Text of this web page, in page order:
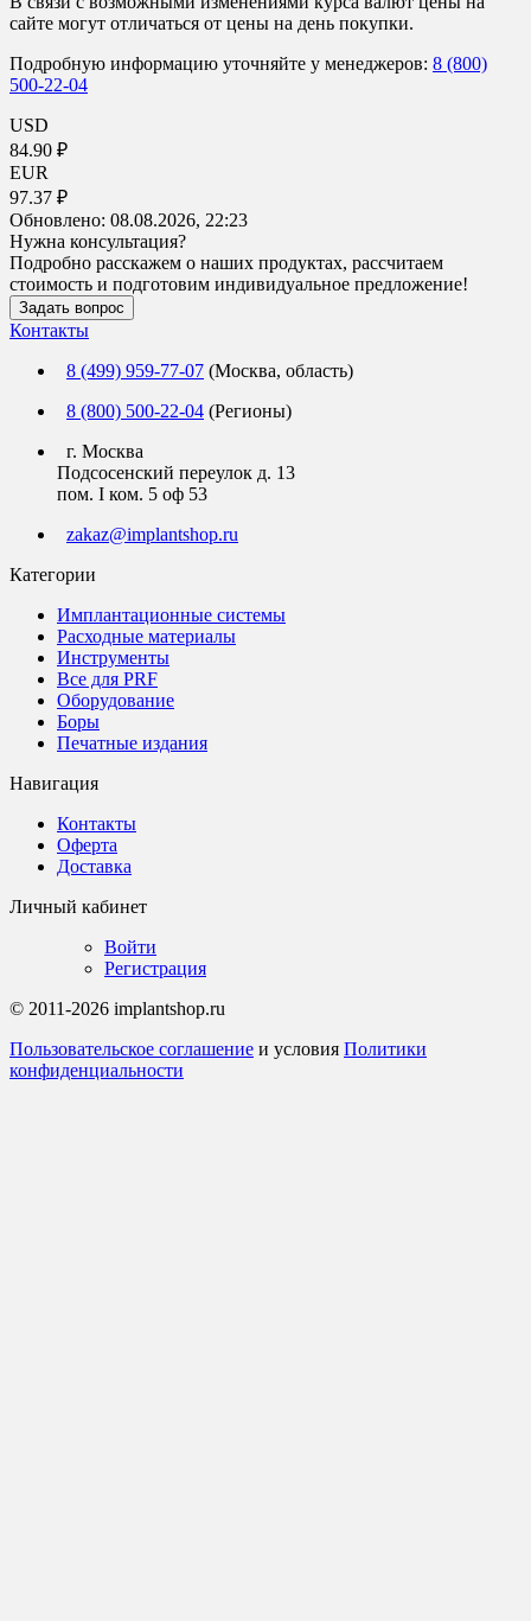
сайте могут отличаться от цены на день покупки.
Подробную информацию уточняйте у менеджеров: 8 (800)
500-22-04
USD
84.90 ₽
EUR
97.37 ₽
Обновлено: 08.08.2026, 22:23
Нужна консультация?
Подробно расскажем о наших продуктах, рассчитаем
стоимость и подготовим индивидуальное предложение!
Задать вопрос
Контакты
8 (499) 959-77-07 (Москва, область)
8 (800) 500-22-04 (Регионы)
г. Москва
Подсосенский переулок д. 13
пом. I ком. 5 оф 53
zakaz@implantshop.ru
Категории
Имплантационные системы
Расходные материалы
Инструменты
Все для PRF
Оборудование
Боры
Печатные издания
Навигация
Контакты
Оферта
Доставка
Личный кабинет
Войти
Регистрация
© 2011-2026 implantshop.ru
Пользовательское соглашение и условия Политики
конфиденциальности